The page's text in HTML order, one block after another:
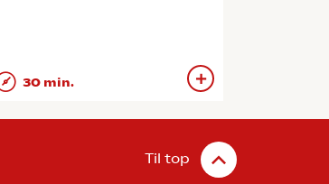
30 min.
Til top